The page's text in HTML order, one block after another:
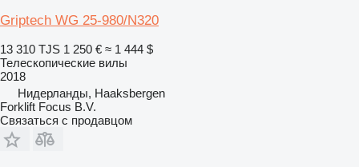
Griptech WG 25-980/N320
13 310 TJS 1 250 € ≈ 1 444 $
Телескопические вилы
2018
Нидерланды, Haaksbergen
Forklift Focus B.V.
Связаться с продавцом